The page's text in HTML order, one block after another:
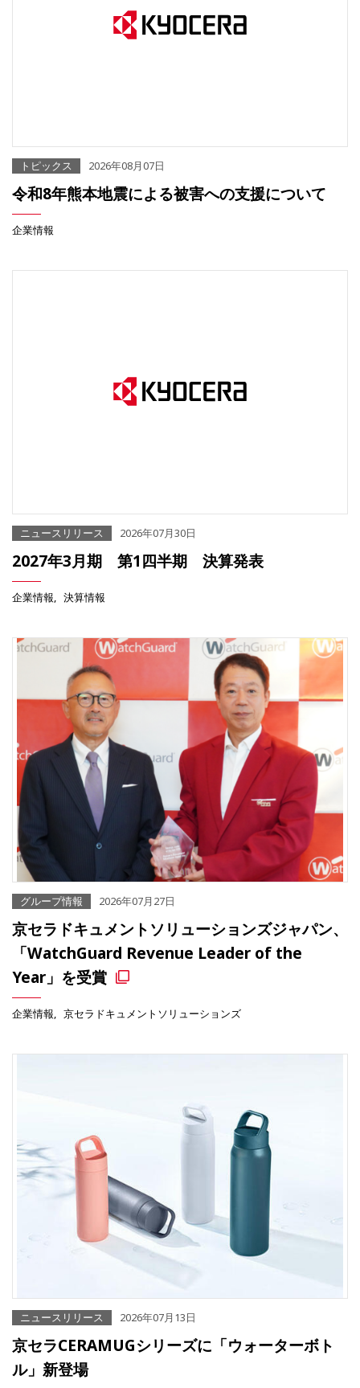
トピックス 2026年08月07日
令和8年熊本地震による被害への支援について
企業情報
ニュースリリース 2026年07月30日
2027年3月期 第1四半期 決算発表
企業情報 決算情報
グループ情報 2026年07月27日
京セラドキュメントソリューションズジャパン、
「WatchGuard Revenue Leader of the
Year」を受賞
企業情報 京セラドキュメントソリューションズ
ニュースリリース 2026年07月13日
京セラCERAMUGシリーズに「ウォーターボト
ル」新登場